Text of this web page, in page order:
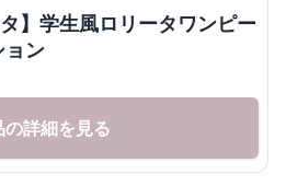
】学生風ロリータワンピー
ョン
の詳細を見る